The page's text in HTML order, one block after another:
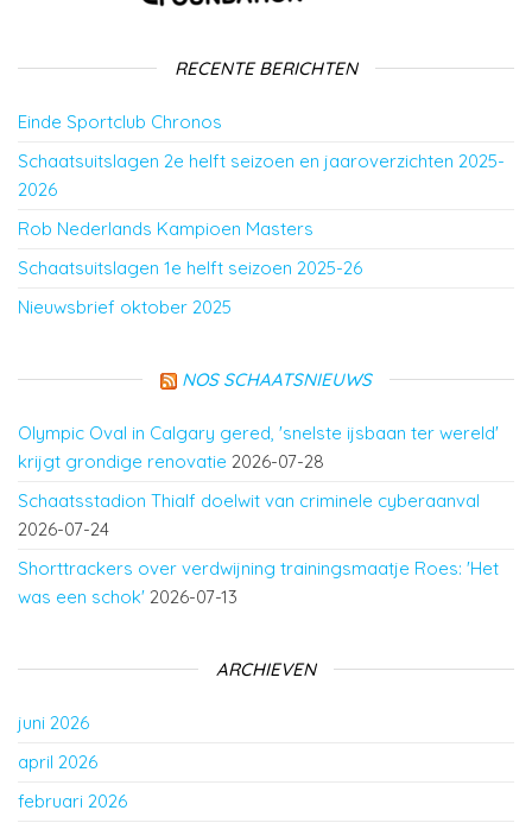
RECENTE BERICHTEN
Einde Sportclub Chronos
Schaatsuitslagen 2e helft seizoen en jaaroverzichten 2025-
2026
Rob Nederlands Kampioen Masters
Schaatsuitslagen 1e helft seizoen 2025-26
Nieuwsbrief oktober 2025
NOS SCHAATSNIEUWS
Olympic Oval in Calgary gered, 'snelste ijsbaan ter wereld'
krijgt grondige renovatie 2026-07-28
Schaatsstadion Thialf doelwit van criminele cyberaanval
2026-07-24
Shorttrackers over verdwijning trainingsmaatje Roes: 'Het
was een schok' 2026-07-13
ARCHIEVEN
juni 2026
april 2026
februari 2026